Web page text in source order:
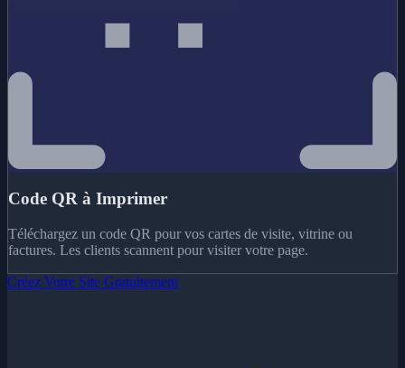
Code QR à Imprimer
Téléchargez un code QR pour vos cartes de visite, vitrine ou
factures. Les clients scannent pour visiter votre page.
Créez Votre Site Gratuitement